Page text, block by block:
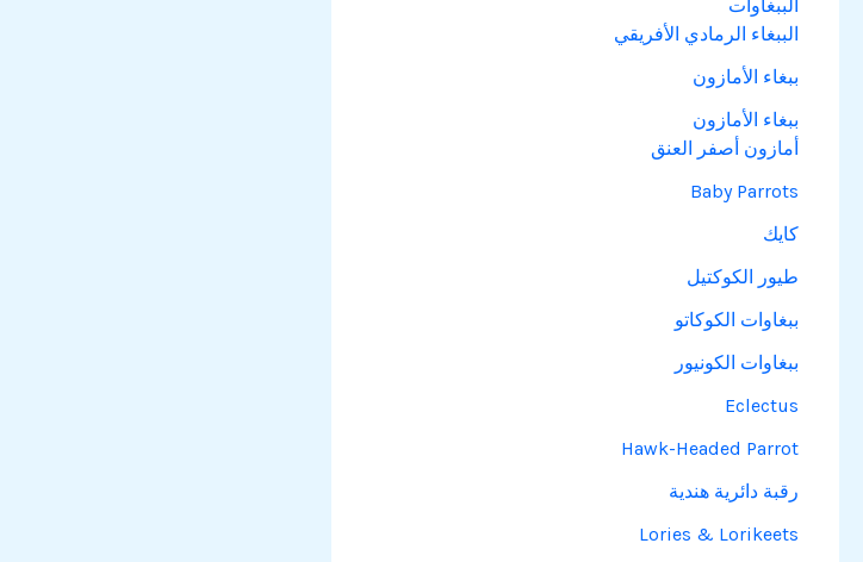
الببغاوات
الببغاء الرمادي الأفريقي
ببغاء الأمازون
ببغاء الأمازون
أمازون أصفر العنق
Baby Parrots
كايك
طيور الكوكتيل
ببغاوات الكوكاتو
ببغاوات الكونيور
Eclectus
Hawk-Headed Parrot
رقبة دائرية هندية
Lories & Lorikeets